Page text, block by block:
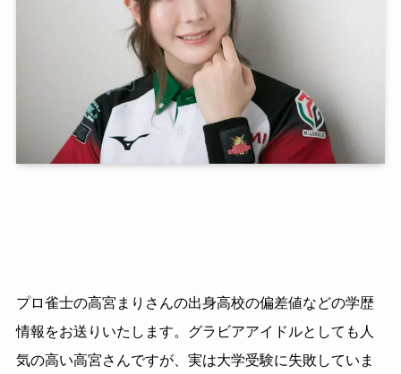
プロ雀士の高宮まりさんの出身高校の偏差値などの学歴
情報をお送りいたします。グラビアアイドルとしても人
気の高い高宮さんですが、実は大学受験に失敗していま